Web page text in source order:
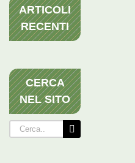
ARTICOLI
RECENTI
CERCA
NEL SITO
Cerca
per: